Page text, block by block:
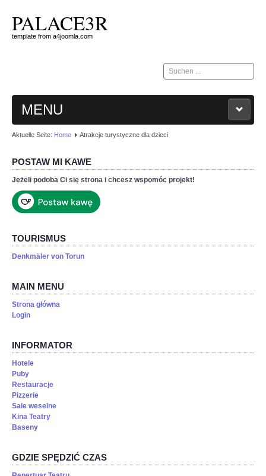
PALACE3R
template from a4joomla.com
Suchen
...
MENU
HOME
KONTAKT
Aktuelle Seite: Home Atrakcje turystyczne dla dzieci
POSTAW MI KAWE
Jeżeli podoba Ci się strona i chcesz wspomóc projekt!
TOURISMUS
Denkmäler von Torun
MAIN MENU
Strona główna
Login
INFORMATOR
Hotele
Puby
Restauracje
Pizzerie
Sale weselne
Kina Teatry
Baseny
GDZIE SPĘDZIĆ CZAS